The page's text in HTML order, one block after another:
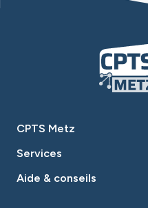
CPTS Metz
Services
Aide & conseils